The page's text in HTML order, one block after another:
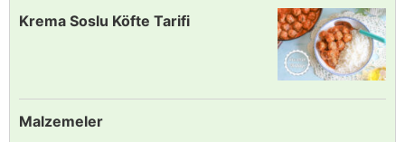
Krema Soslu Köfte Tarifi
Malzemeler